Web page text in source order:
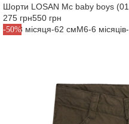
Шорти LOSAN Mc baby boys
275 грн550 грн
-50%
M3-3 місяця-62 смM6-6